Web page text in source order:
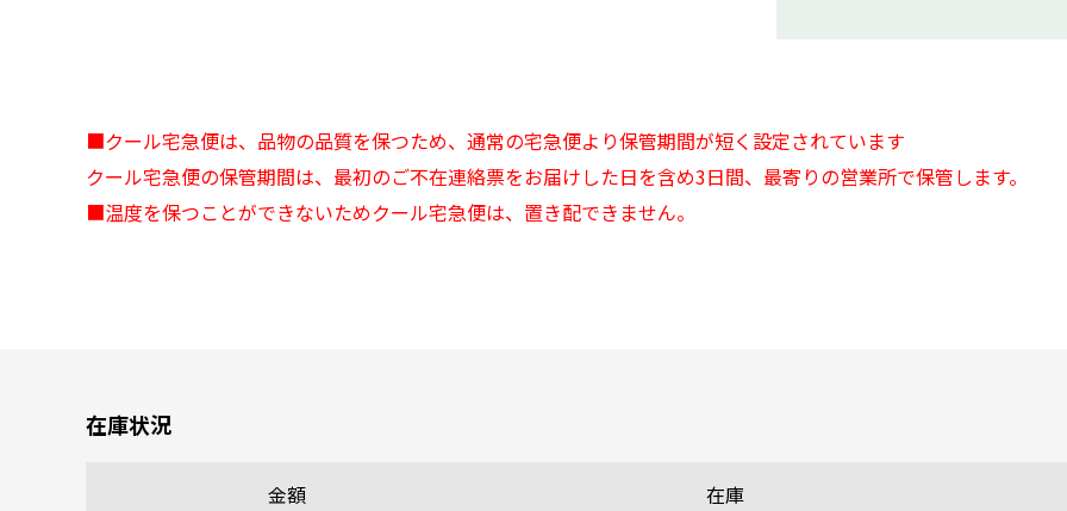
■クール宅急便は、品物の品質を保つため、通常の宅急便より保管期間が短く設定されています
クール宅急便の保管期間は、最初のご不在連絡票をお届けした日を含め3日間、最寄りの営業所で保管します。
■温度を保つことができないためクール宅急便は、置き配できません。
在庫状況
金額 在庫